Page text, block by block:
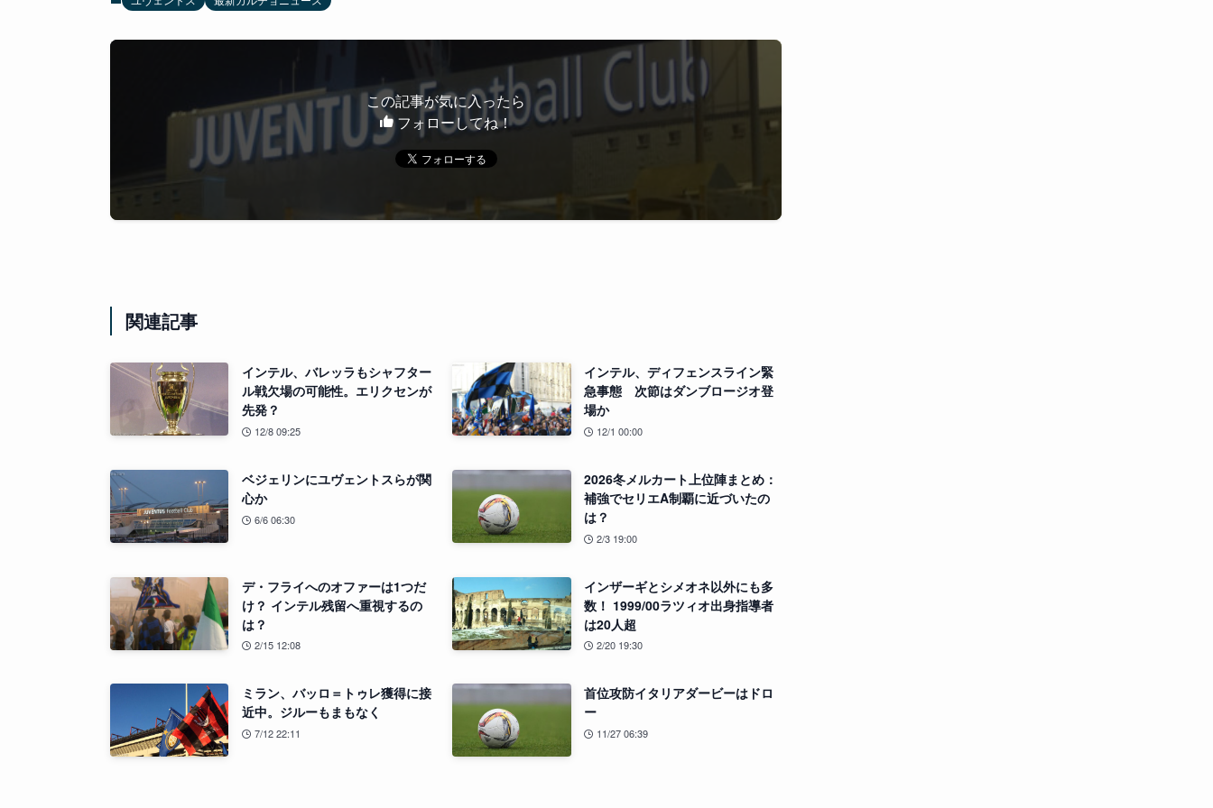
この記事が気に入ったら
フォローしてね！
関連記事
インテル、バレッラもシャフター
ル戦欠場の可能性。エリクセンが
先発？
12/8 09:25
インテル、ディフェンスライン緊
急事態 次節はダンブロージオ登
場か
12/1 00:00
ベジェリンにユヴェントスらが関
心か
6/6 06:30
2026冬メルカート上位陣まとめ：
補強でセリエA制覇に近づいたの
は？
2/3 19:00
デ・フライへのオファーは1つだ
け？ インテル残留へ重視するの
は？
2/15 12:08
インザーギとシメオネ以外にも多
数！ 1999/00ラツィオ出身指導者
は20人超
2/20 19:30
ミラン、バッロ＝トゥレ獲得に接
近中。ジルーもまもなく
7/12 22:11
首位攻防イタリアダービーはドロ
ー
11/27 06:39